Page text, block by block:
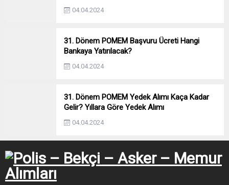
04.04.2024
31. Dönem POMEM Başvuru Ücreti Hangi
Bankaya Yatırılacak?
04.04.2024
31. Dönem POMEM Yedek Alımı Kaça Kadar
Gelir? Yıllara Göre Yedek Alımı
04.04.2024